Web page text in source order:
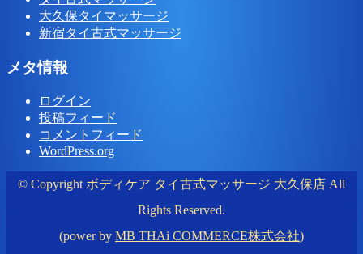
大久保タイマッサージ
新宿タイ古式マッサージ
メタ情報
ログイン
投稿フィード
コメントフィード
WordPress.org
© Copyright ボディケア タイ古式マッサージ 大久保店 All
Rights Reserved.
(power by MB THAi COMMERCE株式会社)